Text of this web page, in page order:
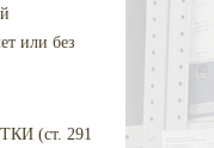
или без
(ст. 291